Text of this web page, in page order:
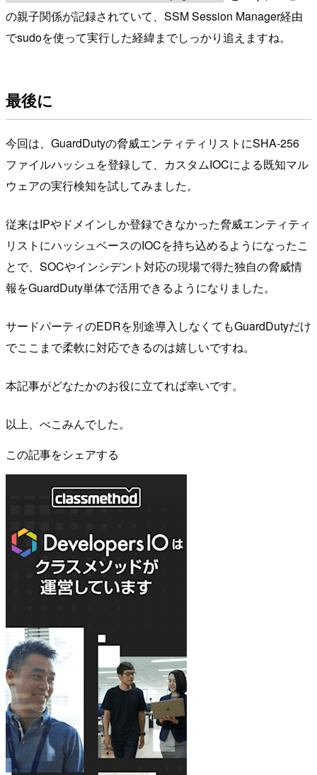
の親子関係が記録されていて、SSM Session Manager経由
でsudoを使って実行した経緯までしっかり追えますね。
最後に
今回は、GuardDutyの脅威エンティティリストにSHA-256
ファイルハッシュを登録して、カスタムIOCによる既知マル
ウェアの実行検知を試してみました。
従来はIPやドメインしか登録できなかった脅威エンティティ
リストにハッシュベースのIOCを持ち込めるようになったこ
とで、SOCやインシデント対応の現場で得た独自の脅威情
報をGuardDuty単体で活用できるようになりました。
サードパーティのEDRを別途導入しなくてもGuardDutyだけ
でここまで柔軟に対応できるのは嬉しいですね。
本記事がどなたかのお役に立てれば幸いです。
以上、べこみんでした。
この記事をシェアする